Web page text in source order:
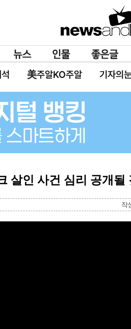
美주알KO주알 기자의
살인 사건 심리 공개될
작